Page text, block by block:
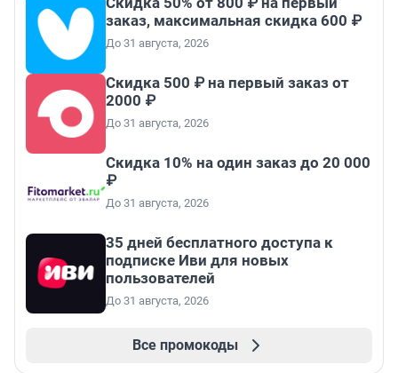
заказ, максимальная скидка 600 ₽
До 31 августа, 2026
Скидка 500 ₽ на первый заказ от
2000 ₽
До 31 августа, 2026
Скидка 10% на один заказ до 20 000
₽
До 31 августа, 2026
35 дней бесплатного доступа к
подписке Иви для новых
пользователей
До 31 августа, 2026
Все промокоды